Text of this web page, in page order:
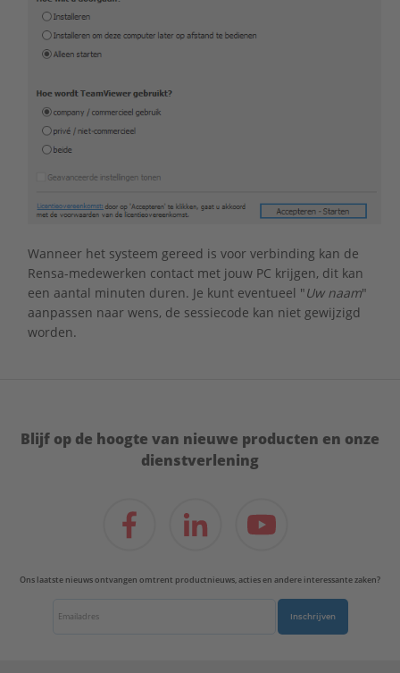
Wanneer het systeem gereed is voor verbinding kan de
Rensa-medewerken contact met jouw PC krijgen, dit kan
een aantal minuten duren. Je kunt eventueel "Uw naam"
aanpassen naar wens, de sessiecode kan niet gewijzigd
worden.
Blijf op de hoogte van nieuwe producten en onze
dienstverlening
Ons laatste nieuws ontvangen omtrent productnieuws, acties en andere interessante zaken?
Inschrijven